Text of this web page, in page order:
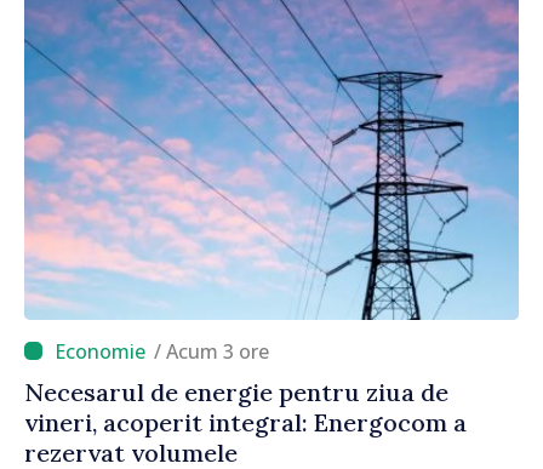
/ Acum 3 ore
Necesarul de energie pentru ziua de
vineri, acoperit integral: Energocom a
rezervat volumele